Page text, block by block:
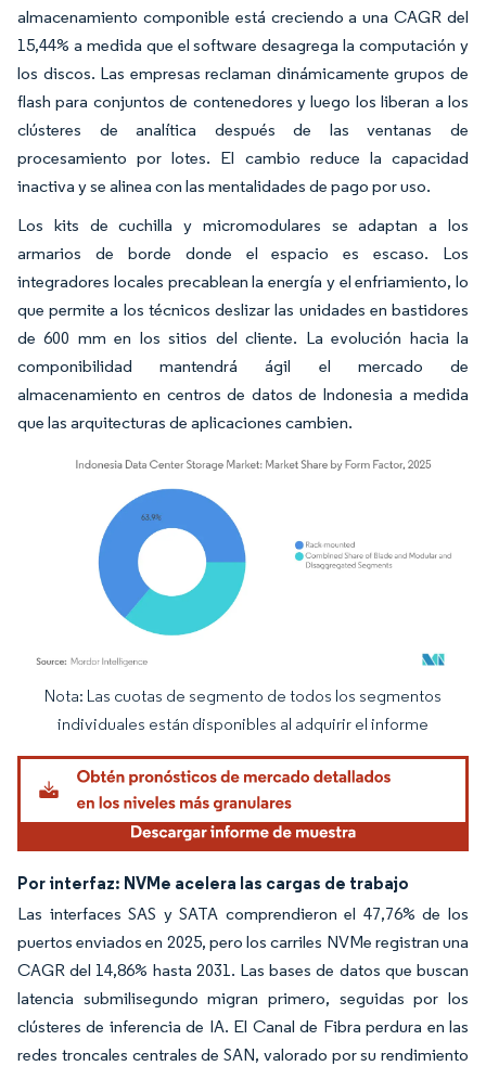
almacenamiento componible está creciendo a una CAGR del
15,44% a medida que el software desagrega la computación y
los discos. Las empresas reclaman dinámicamente grupos de
flash para conjuntos de contenedores y luego los liberan a los
clústeres de analítica después de las ventanas de
procesamiento por lotes. El cambio reduce la capacidad
inactiva y se alinea con las mentalidades de pago por uso.
Los kits de cuchilla y micromodulares se adaptan a los
armarios de borde donde el espacio es escaso. Los
integradores locales precablean la energía y el enfriamiento, lo
que permite a los técnicos deslizar las unidades en bastidores
de 600 mm en los sitios del cliente. La evolución hacia la
componibilidad mantendrá ágil el mercado de
almacenamiento en centros de datos de Indonesia a medida
que las arquitecturas de aplicaciones cambien.
Imagen © Mordor Intelligence. El uso requiere atribución según CC BY 4.0.
Nota: Las cuotas de segmento de todos los segmentos
individuales están disponibles al adquirir el informe
Por interfaz: NVMe acelera las cargas de trabajo
Las interfaces SAS y SATA comprendieron el 47,76% de los
puertos enviados en 2025, pero los carriles NVMe registran una
CAGR del 14,86% hasta 2031. Las bases de datos que buscan
latencia submilisegundo migran primero, seguidas por los
clústeres de inferencia de IA. El Canal de Fibra perdura en las
redes troncales centrales de SAN, valorado por su rendimiento